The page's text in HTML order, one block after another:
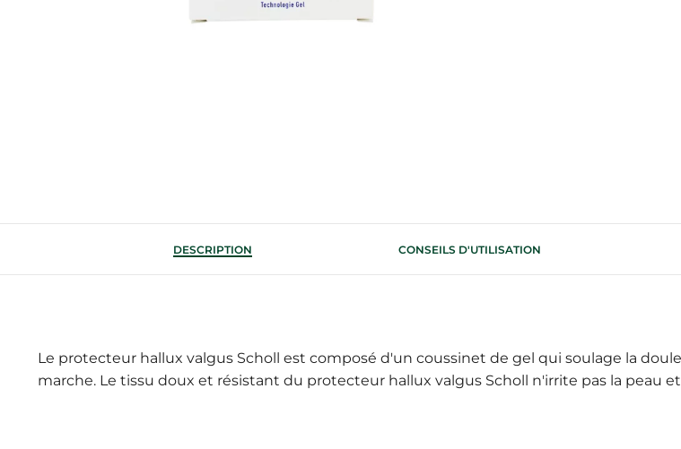
DESCRIPTION CONSEILS D'UTILISATION
Le protecteur hallux valgus Scholl est composé d'un coussinet de gel qui soulage la
marche. Le tissu doux et résistant du protecteur hallux valgus Scholl n'irrite pas la peau